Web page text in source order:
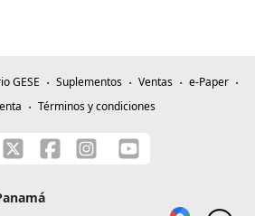
GESE Suplementos Ventas
e-Paper
Términos y condiciones